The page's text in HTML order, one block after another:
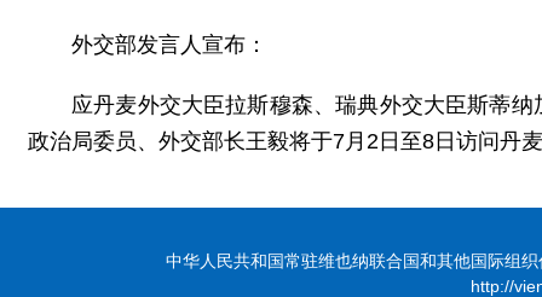
外交部发言人宣布：
应丹麦外交大臣拉斯穆森、瑞典外交大臣斯蒂
政治局委员、外交部长王毅将于7月2日至8日访问丹
中华人民共和国常驻维也纳联合国和其他国际组
http://